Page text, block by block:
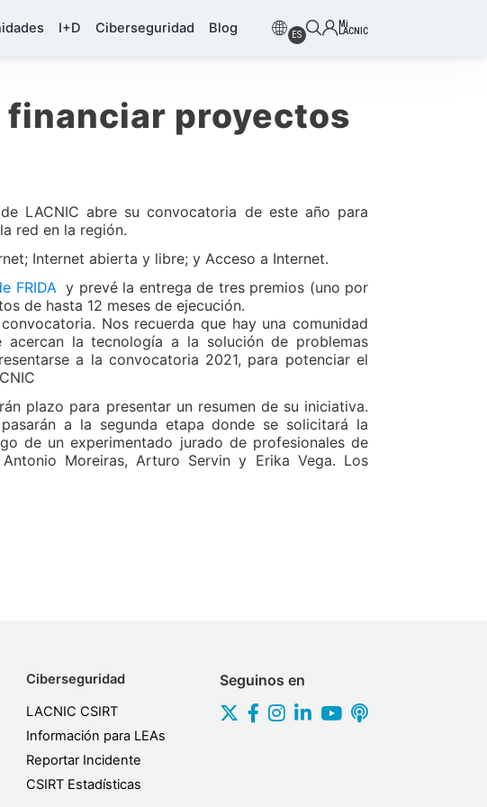
I+D Ciberseguridad Blog ES
Mi
LACNIC
financiar proyectos
LACNIC abre su convocatoria de este año para
red en la región.
Internet abierta y libre; y Acceso a Internet.
FRIDA y prevé la entrega de tres premios (uno por
de hasta 12 meses de ejecución.
Nos recuerda que hay una comunidad
la tecnología a la solución de problemas
a la convocatoria 2021, para potenciar el
plazo para presentar un resumen de su iniciativa.
a la segunda etapa donde se solicitará la
de un experimentado jurado de profesionales de
Moreiras, Arturo Servin y Erika Vega. Los
Ciberseguridad
LACNIC CSIRT
Información para LEAs
Reportar Incidente
CSIRT Estadísticas
Seguinos en